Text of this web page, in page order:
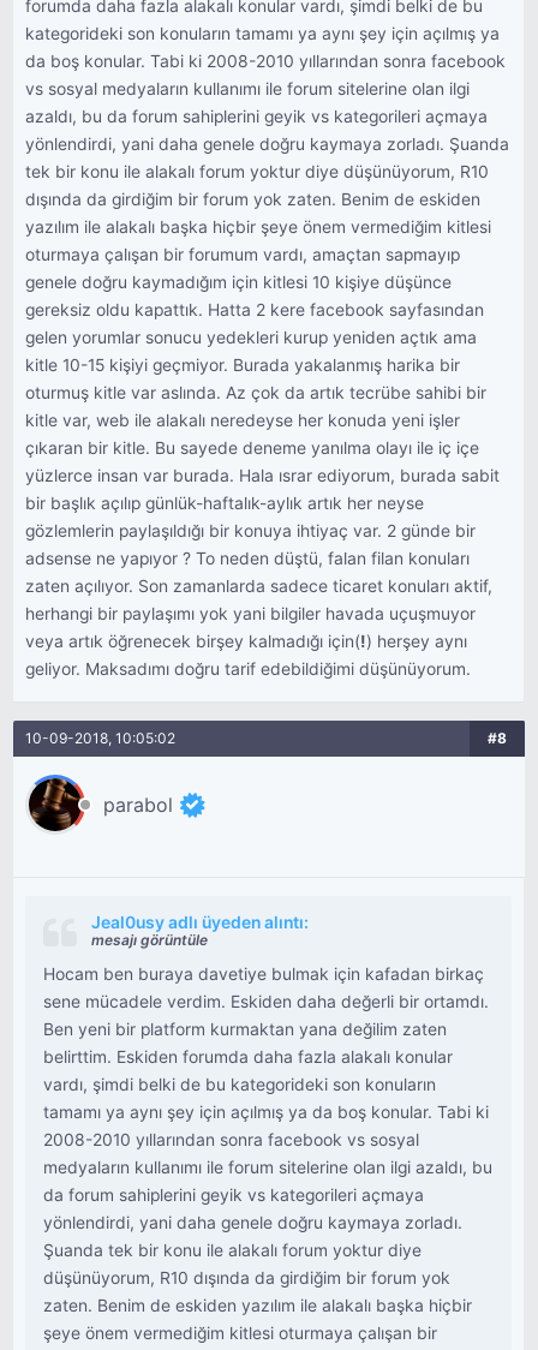
forumda daha fazla alakalı konular vardı, şimdi belki de bu
kategorideki son konuların tamamı ya aynı şey için açılmış ya
da boş konular. Tabi ki 2008-2010 yıllarından sonra facebook
vs sosyal medyaların kullanımı ile forum sitelerine olan ilgi
azaldı, bu da forum sahiplerini geyik vs kategorileri açmaya
yönlendirdi, yani daha genele doğru kaymaya zorladı. Şuanda
tek bir konu ile alakalı forum yoktur diye düşünüyorum, R10
dışında da girdiğim bir forum yok zaten. Benim de eskiden
yazılım ile alakalı başka hiçbir şeye önem vermediğim kitlesi
oturmaya çalışan bir forumum vardı, amaçtan sapmayıp
genele doğru kaymadığım için kitlesi 10 kişiye düşünce
gereksiz oldu kapattık. Hatta 2 kere facebook sayfasından
gelen yorumlar sonucu yedekleri kurup yeniden açtık ama
kitle 10-15 kişiyi geçmiyor. Burada yakalanmış harika bir
oturmuş kitle var aslında. Az çok da artık tecrübe sahibi bir
kitle var, web ile alakalı neredeyse her konuda yeni işler
çıkaran bir kitle. Bu sayede deneme yanılma olayı ile iç içe
yüzlerce insan var burada. Hala ısrar ediyorum, burada sabit
bir başlık açılıp günlük-haftalık-aylık artık her neyse
gözlemlerin paylaşıldığı bir konuya ihtiyaç var. 2 günde bir
adsense ne yapıyor ? To neden düştü, falan filan konuları
zaten açılıyor. Son zamanlarda sadece ticaret konuları aktif,
herhangi bir paylaşımı yok yani bilgiler havada uçuşmuyor
veya artık öğrenecek birşey kalmadığı için(!) herşey aynı
geliyor. Maksadımı doğru tarif edebildiğimi düşünüyorum.
10-09-2018, 10:05:02 #8
parabol
Jeal0usy adlı üyeden alıntı:
mesajı görüntüle
Hocam ben buraya davetiye bulmak için kafadan birkaç
sene mücadele verdim. Eskiden daha değerli bir ortamdı.
Ben yeni bir platform kurmaktan yana değilim zaten
belirttim. Eskiden forumda daha fazla alakalı konular
vardı, şimdi belki de bu kategorideki son konuların
tamamı ya aynı şey için açılmış ya da boş konular. Tabi ki
2008-2010 yıllarından sonra facebook vs sosyal
medyaların kullanımı ile forum sitelerine olan ilgi azaldı, bu
da forum sahiplerini geyik vs kategorileri açmaya
yönlendirdi, yani daha genele doğru kaymaya zorladı.
Şuanda tek bir konu ile alakalı forum yoktur diye
düşünüyorum, R10 dışında da girdiğim bir forum yok
zaten. Benim de eskiden yazılım ile alakalı başka hiçbir
şeye önem vermediğim kitlesi oturmaya çalışan bir